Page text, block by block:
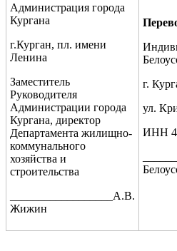
Администрация города
Кургана
г.Курган, пл. имени
Ленина
Заместитель
Руководителя
Администрации города
Кургана, директор
Департамента жилищно-
коммунального
хозяйства и
строительства
__________________А.В.
Жижин
г.
ул.
ИНН